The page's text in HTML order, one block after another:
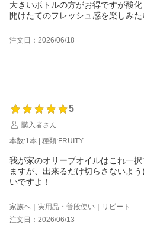
大きいボトルの方がお得ですが酸化
開けたてのフレッシュ感を楽しみ
注文日：2026/06/18
5
購入者さん
本数:1本 | 種類:FRUITY
我が家のオリーブオイルはこれ一
ますが、出来るだけ切らさないよ
いですよ！
家族へ｜実用品・普段使い｜リピート
注文日：2026/06/13